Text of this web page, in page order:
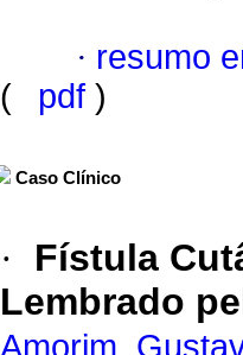
· resumo
(
pdf )
Caso Clínico
·
Fístula
Lembrado
Amorim,